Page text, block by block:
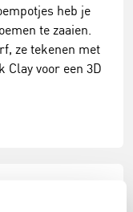
heb je
te zaaien.
ze tekenen met
voor een 3D